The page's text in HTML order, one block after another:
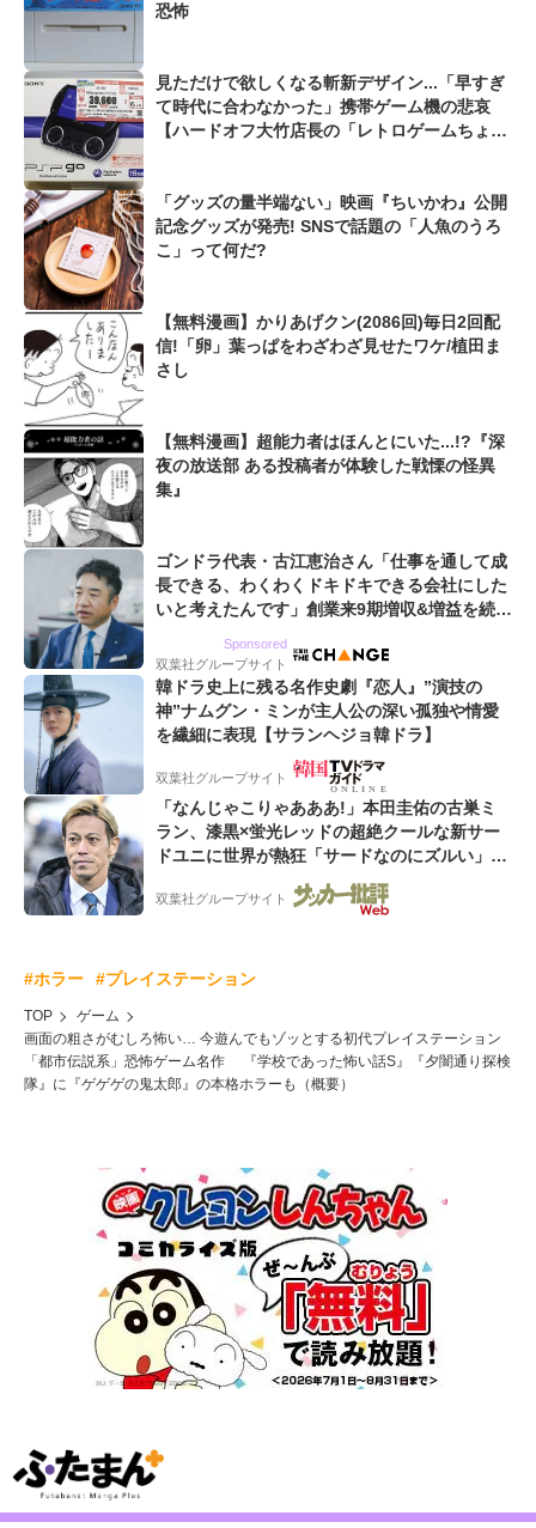
恐怖
見ただけで欲しくなる斬新デザイン...「早すぎ
て時代に合わなかった」携帯ゲーム機の悲哀
【ハードオフ大竹店長の「レトロゲームちょっ
「グッズの量半端ない」映画『ちいかわ』公開
記念グッズが発売! SNSで話題の「人魚のうろ
こ」って何だ?
【無料漫画】かりあげクン(2086回)毎日2回配
信!「卵」葉っぱをわざわざ見せたワケ/植田ま
さし
【無料漫画】超能力者はほんとにいた...!?『深
夜の放送部 ある投稿者が体験した戦慄の怪異
集』
ゴンドラ代表・古江恵治さん「仕事を通して成
長できる、わくわくドキドキできる会社にした
いと考えたんです」創業来9期増収&増益を続け
Sponsored
双葉社グループサイト
韓ドラ史上に残る名作史劇『恋人』”演技の
神”ナムグン・ミンが主人公の深い孤独や情愛
を繊細に表現【サランヘジョ韓ドラ】
双葉社グループサイト
「なんじゃこりゃあああ!」本田圭佑の古巣ミ
ラン、漆黒×蛍光レッドの超絶クールな新サー
ドユニに世界が熱狂「サードなのにズルい」
「こりゃかっけえわ」
双葉社グループサイト
#ホラー #プレイステーション
TOP
ゲーム
画面の粗さがむしろ怖い… 今遊んでもゾッとする初代プレイステーション
「都市伝説系」恐怖ゲーム名作 『学校であった怖い話S』『夕闇通り探検
隊』に『ゲゲゲの鬼太郎』の本格ホラーも（概要）